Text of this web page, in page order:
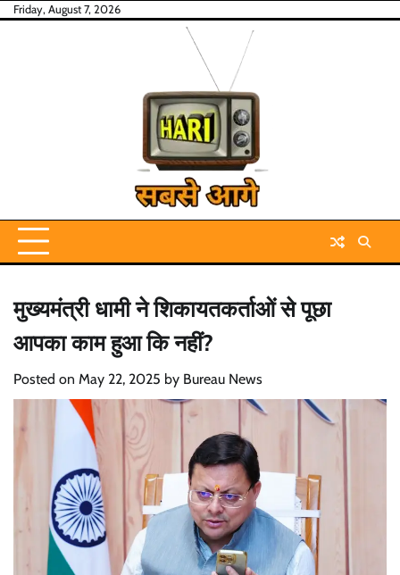
SkipFriday, August 7, 2026
मुख्यमंत्री धामी ने शिकायतकर्ताओं से पूछा
आपका काम हुआ कि नहीं?
Posted on May 22, 2025 by Bureau News